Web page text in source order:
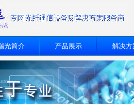
光简介 产品展示 解决方